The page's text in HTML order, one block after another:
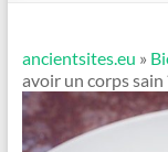
ancientsites.eu »
avoir un corps sain